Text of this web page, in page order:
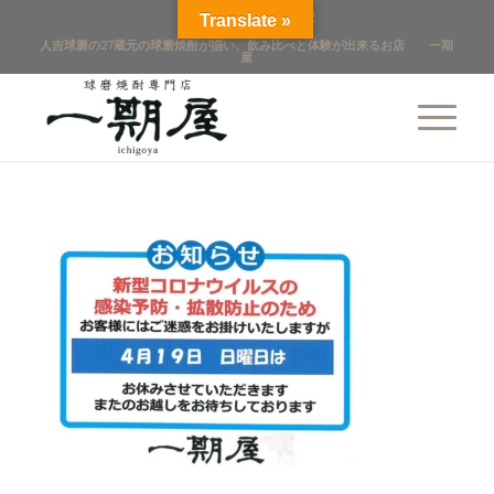
점포 개요
店舖概覽
人吉球磨の27蔵元の球磨焼酎が揃い、飲み比べと体験が出来るお店 一期
屋
Translate »